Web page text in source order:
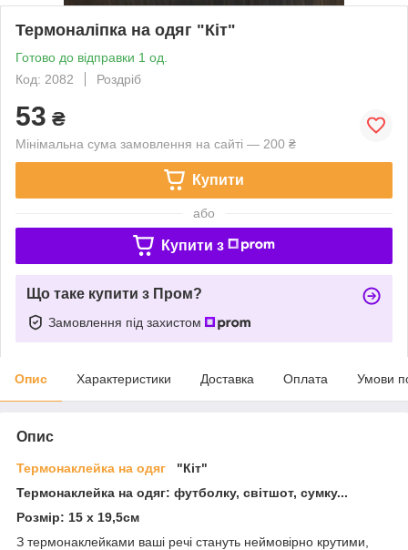
Термоналіпка на одяг "Кіт"
Готово до відправки 1 од.
Код: 2082
Роздріб
53 ₴
Мінімальна сума замовлення на сайті — 200 ₴
Купити
або
Купити з
Що таке купити з Пром?
Замовлення під захистом
Опис Характеристики Доставка Оплата Умови
Опис
Термонаклейка на одяг "Кіт"
Термонаклейка на одяг: футболку, світшот, сумку...
Розмір: 15 х 19,5см
З термонаклейками ваші речі стануть неймовірно крутими,